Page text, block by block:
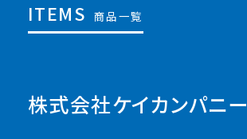
ITEMS 商品一覧
株式会社ケイカンパニー